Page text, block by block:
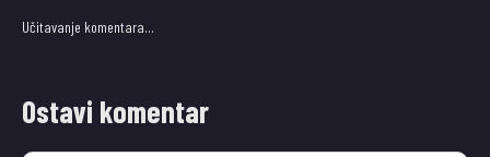
Učitavanje komentara…
Ostavi komentar